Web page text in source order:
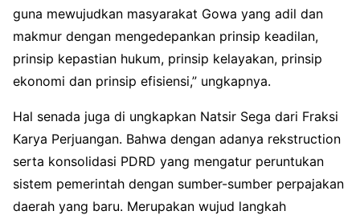
guna mewujudkan masyarakat Gowa yang adil dan
makmur dengan mengedepankan prinsip keadilan,
prinsip kepastian hukum, prinsip kelayakan, prinsip
ekonomi dan prinsip efisiensi,” ungkapnya.
Hal senada juga di ungkapkan Natsir Sega dari Fraksi
Karya Perjuangan. Bahwa dengan adanya rekstruction
serta konsolidasi PDRD yang mengatur peruntukan
sistem pemerintah dengan sumber-sumber perpajakan
daerah yang baru. Merupakan wujud langkah